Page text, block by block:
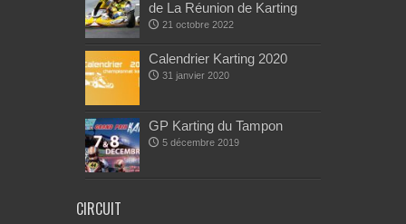
de La Réunion de Karting
21 octobre 2022
Calendrier Karting 2020
31 janvier 2020
GP Karting du Tampon
5 décembre 2019
CIRCUIT